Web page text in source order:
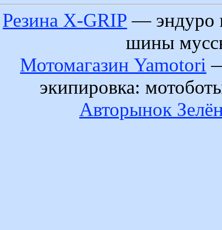
Резина X-GRIP — эндуро
шины
Мотомагазин Yamotori
экипировка:
Авторынок